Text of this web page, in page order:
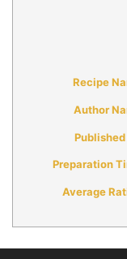
Recipe
Author
Published
Preparation
Average